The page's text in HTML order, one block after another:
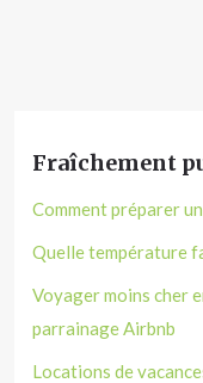
Fraîchement
Comment préparer
Quelle température
Voyager moins cher
parrainage Airbnb
Locations de